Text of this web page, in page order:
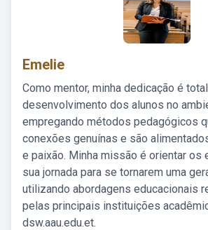
Emelie
Como mentor, minha dedicação é
desenvolvimento dos alunos no
empregando métodos pedagógicos
conexões genuínas e são
e paixão. Minha missão é orientar os
sua jornada para se tornarem uma
utilizando abordagens educacionais
pelas principais instituições
dsw.aau.edu.et.